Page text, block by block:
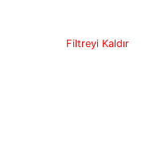
Filtreyi Kaldır